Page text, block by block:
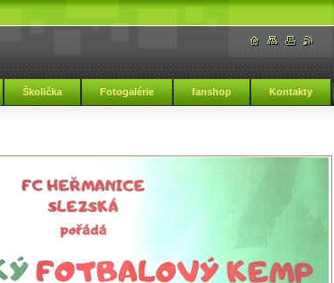
Školička Fotogalérie fanshop Kontakty